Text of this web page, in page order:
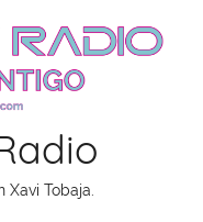
Xavi Tobaja.